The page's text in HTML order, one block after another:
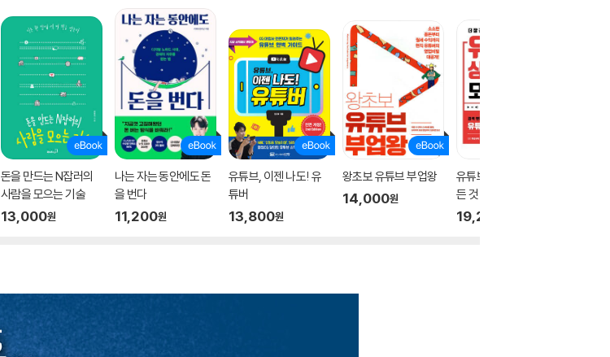
돈을 만드는 N잡러의
사람을 모으는 기술
13,000원
나는 자는 동안에도 돈
을 번다
11,200원
유튜브, 이젠 나도! 유
튜버
13,800원
왕초보 유튜브 부업왕
14,000원
유튜브 상위 노출의 모
든 것
19,200